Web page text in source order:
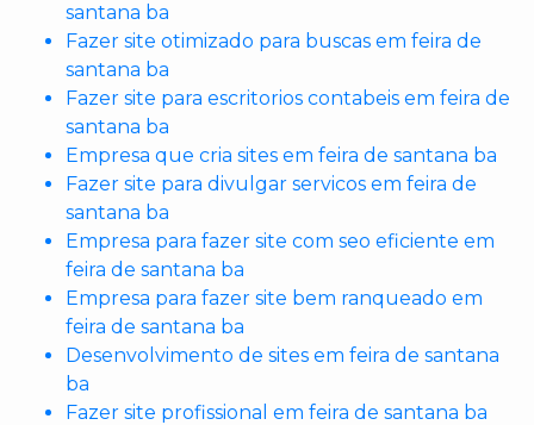
santana ba
Fazer site otimizado para buscas em feira de
santana ba
Fazer site para escritorios contabeis em feira de
santana ba
Empresa que cria sites em feira de santana ba
Fazer site para divulgar servicos em feira de
santana ba
Empresa para fazer site com seo eficiente em
feira de santana ba
Empresa para fazer site bem ranqueado em
feira de santana ba
Desenvolvimento de sites em feira de santana
ba
Fazer site profissional em feira de santana ba